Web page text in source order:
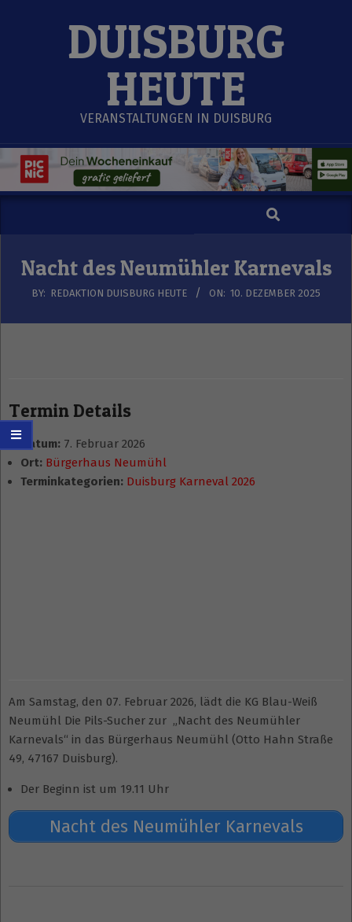
DUISBURG
HEUTE
VERANSTALTUNGEN IN DUISBURG
Menu
Search
Nacht des Neumühler Karnevals
BY: REDAKTION DUISBURG HEUTE ON: 10. DEZEMBER 2025
Termin Details
Datum: 7. Februar 2026
Ort: Bürgerhaus Neumühl
Terminkategorien: Duisburg Karneval 2026
Am Samstag, den 07. Februar 2026, lädt die KG Blau-Weiß
Neumühl Die Pils-Sucher zur „Nacht des Neumühler
Karnevals“ in das Bürgerhaus Neumühl (Otto Hahn Straße
49, 47167 Duisburg).
Der Beginn ist um 19.11 Uhr
Nacht des Neumühler Karnevals